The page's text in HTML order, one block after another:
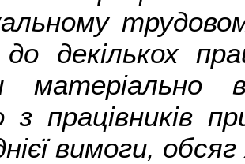
декількох
матеріально
з працівників
вимоги, обсяг